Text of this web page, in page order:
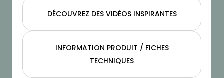
DÉCOUVREZ DES VIDÉOS INSPIRANTES
INFORMATION PRODUIT / FICHES
TECHNIQUES